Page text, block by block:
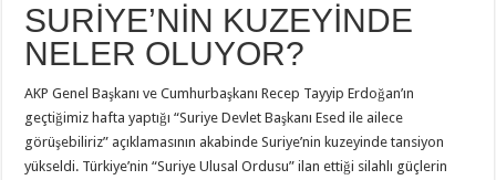
SURİYE’NİN KUZEYİNDE
NELER OLUYOR?
AKP Genel Başkanı ve Cumhurbaşkanı Recep Tayyip Erdoğan’ın
geçtiğimiz hafta yaptığı “Suriye Devlet Başkanı Esed ile ailece
görüşebiliriz” açıklamasının akabinde Suriye’nin kuzeyinde tansiyon
yükseldi. Türkiye’nin “Suriye Ulusal Ordusu” ilan ettiği silahlı güçlerin